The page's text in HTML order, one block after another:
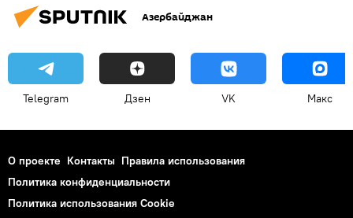
Азербайджан
Telegram Дзен VK Макс
О проекте Контакты Правила использования
Политика конфиденциальности
Политика использования Cookie